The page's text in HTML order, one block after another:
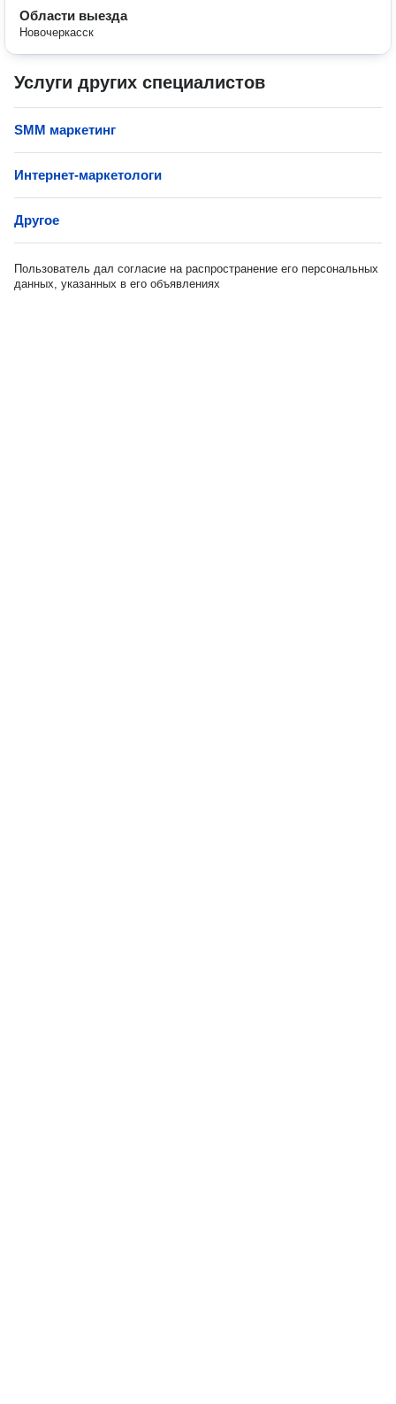
Области выезда
Новочеркасск
Услуги других специалистов
SMM маркетинг
Интернет-маркетологи
Другое
Пользователь дал согласие на распространение его персональных
данных, указанных в его объявлениях